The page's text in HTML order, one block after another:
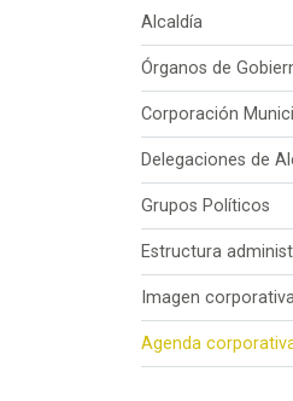
Alcaldía
Órganos de
Corporación
Delegaciones de
Grupos Políticos
Estructura
Imagen
Agenda